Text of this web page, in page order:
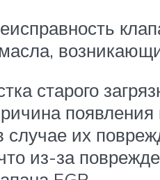
старого
случае их
из-за